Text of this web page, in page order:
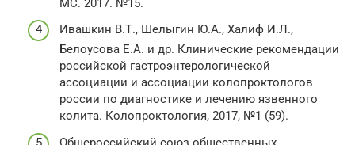
МС. 2017. №15.
Ивашкин В.Т., Шелыгин Ю.А., Халиф И.Л.,
Белоусова Е.А. и др. Клинические рекомендации
российской гастроэнтерологической
ассоциации и ассоциации колопроктологов
россии по диагностике и лечению язвенного
колита. Колопроктология, 2017, №1 (59).